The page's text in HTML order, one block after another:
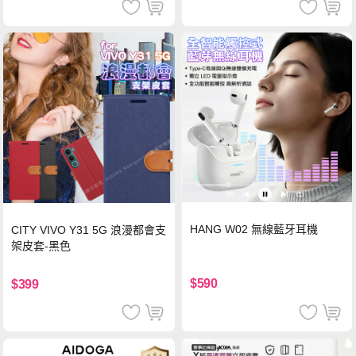
CITY VIVO Y31 5G 浪漫都會支
架皮套-黑色
$399
HANG W02 無線藍牙耳機
$590